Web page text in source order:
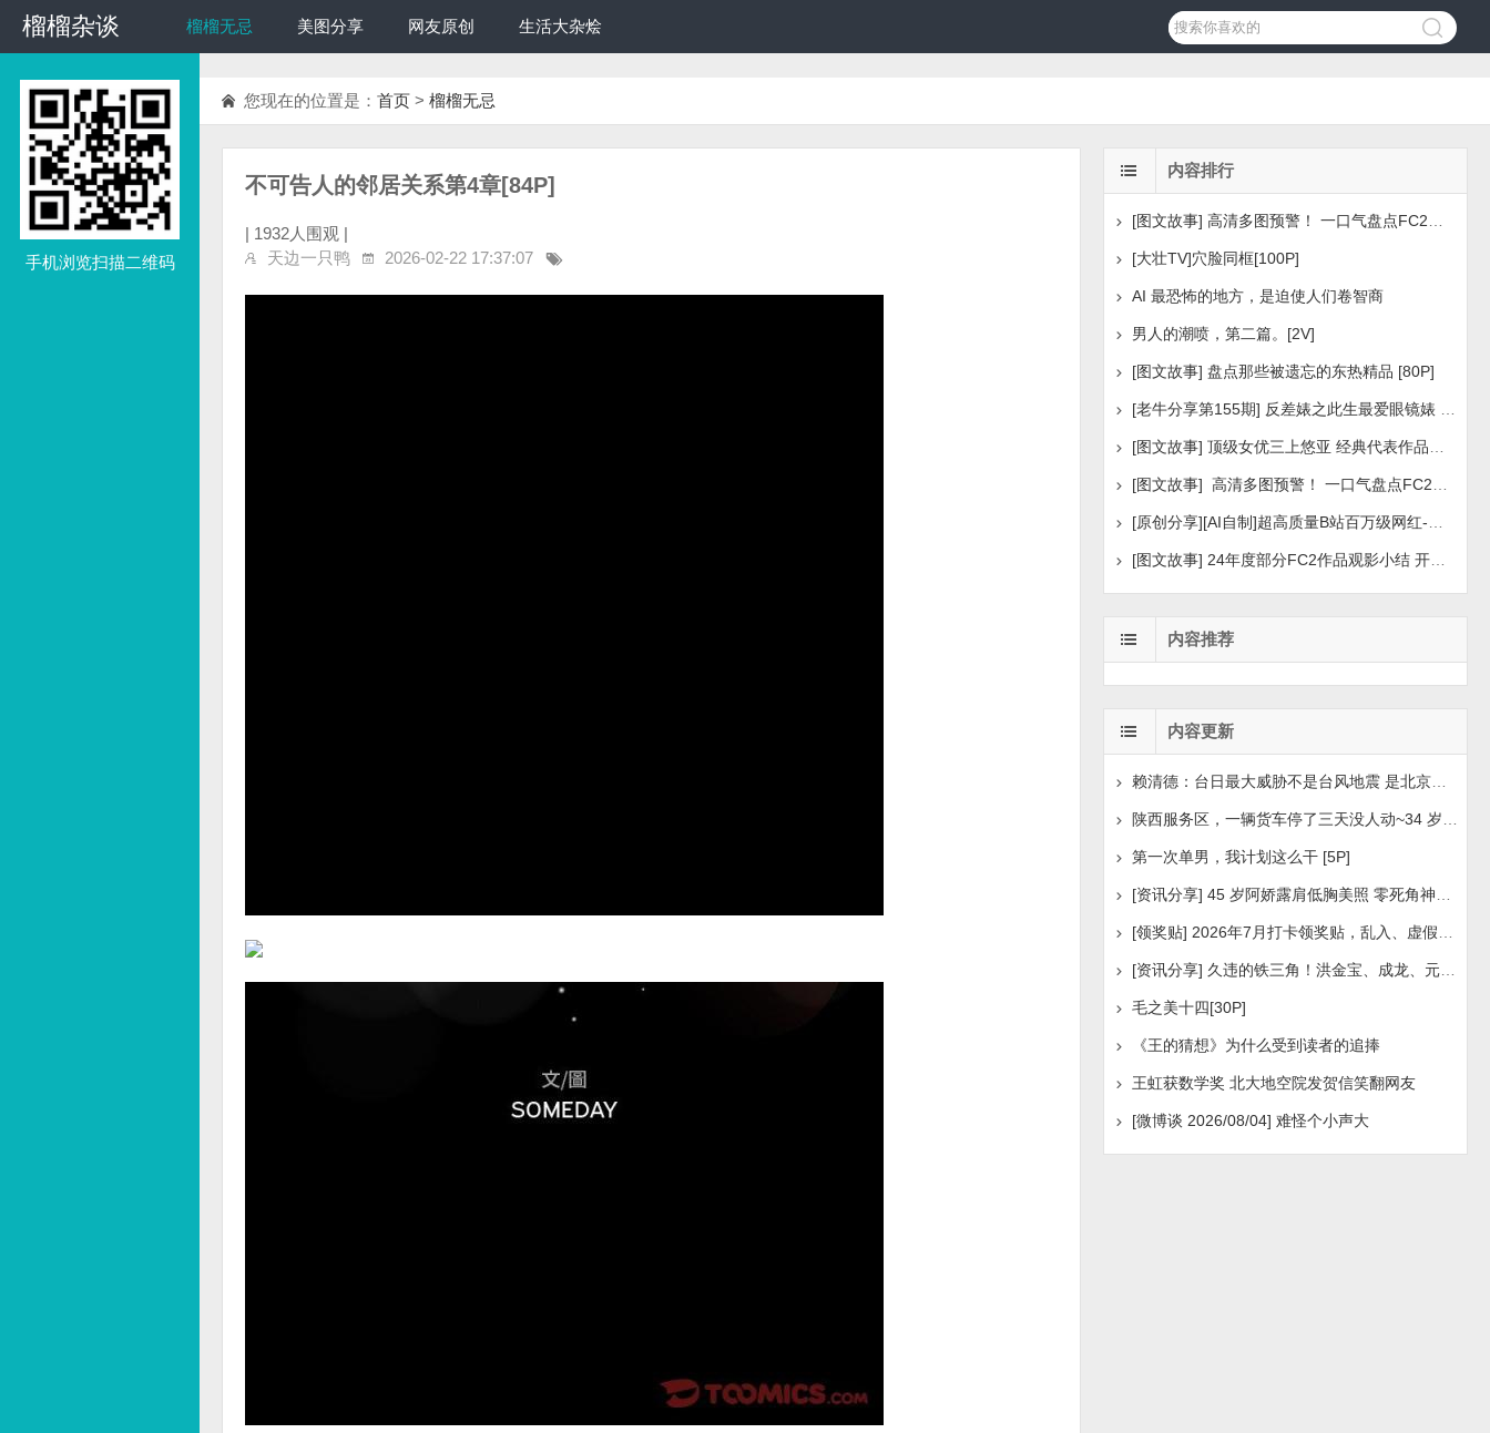
榴榴杂谈
榴榴杂谈 榴榴无忌 美图分享 网友原创 生活大杂烩
手机浏览扫描二维码
您现在的位置是： 首页 > 榴榴无忌
不可告人的邻居关系第4章[84P]
| 1932人围观 |
天边一只鸭
2026-02-22 17:37:07
内容排行
[大壮TV]穴脸同框[100P]
AI 最恐怖的地方，是迫使人们卷智商
男人的潮喷，第二篇。[2V]
[图文故事] 盘点那些被遗忘的东热精品 [80P]
[图文故事] 24年度部分FC2作品观影小结 开年王炸后续
内容推荐
内容更新
赖清德：台日最大威胁不是台风地震 是北京侵扰胁迫
第一次单男，我计划这么干 [5P]
[资讯分享] 久违的铁三角！洪金宝、成龙、元彪最新合照
毛之美十四[30P]
《王的猜想》为什么受到读者的追捧
王虹获数学奖 北大地空院发贺信笑翻网友
[微博谈 2026/08/04] 难怪个小声大